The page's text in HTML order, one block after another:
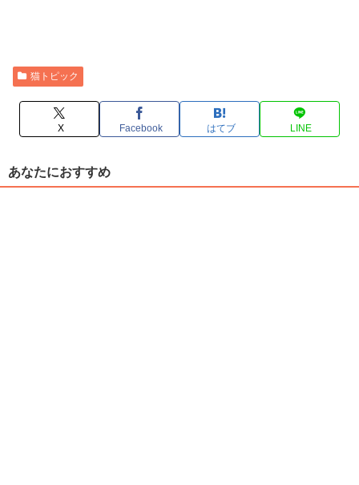
猫トピック
X Facebook はてブ LINE
あなたにおすすめ